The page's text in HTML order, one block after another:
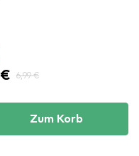
6,99 €
Zum Korb